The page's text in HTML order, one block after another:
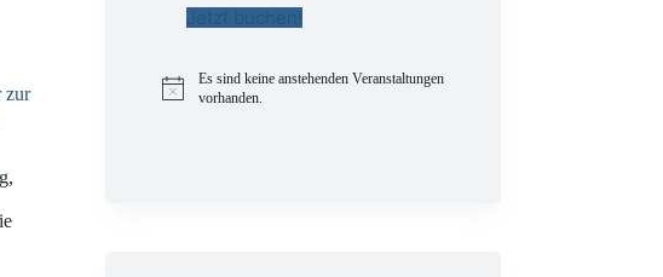
zur
Jetzt buchen!
H
Es sind keine anstehenden Veranstaltungen
vorhanden.